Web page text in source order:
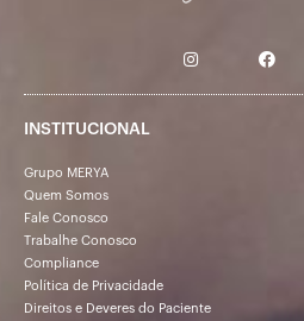
INSTITUCIONAL
Grupo MERYA
Quem Somos
Fale Conosco
Trabalhe Conosco
Compliance
Política de Privacidade
Direitos e Deveres do Paciente